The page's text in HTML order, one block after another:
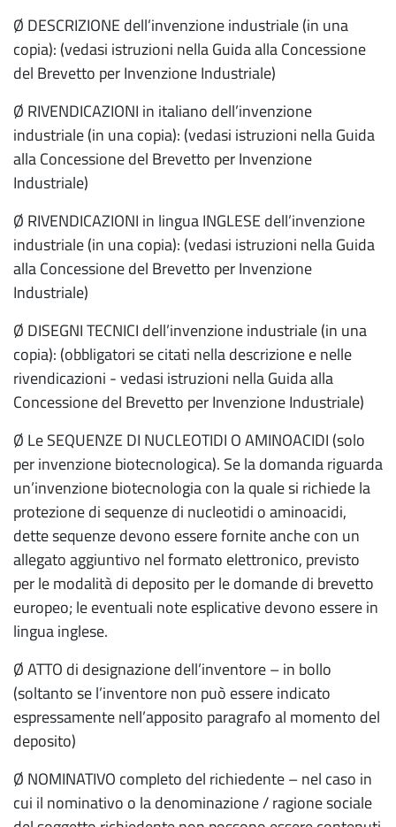
Ø DESCRIZIONE dell’invenzione industriale (in una
copia): (vedasi istruzioni nella Guida alla Concessione
del Brevetto per Invenzione Industriale)
Ø RIVENDICAZIONI in italiano dell’invenzione
industriale (in una copia): (vedasi istruzioni nella Guida
alla Concessione del Brevetto per Invenzione
Industriale)
Ø RIVENDICAZIONI in lingua INGLESE dell’invenzione
industriale (in una copia): (vedasi istruzioni nella Guida
alla Concessione del Brevetto per Invenzione
Industriale)
Ø DISEGNI TECNICI dell’invenzione industriale (in una
copia): (obbligatori se citati nella descrizione e nelle
rivendicazioni - vedasi istruzioni nella Guida alla
Concessione del Brevetto per Invenzione Industriale)
Ø Le SEQUENZE DI NUCLEOTIDI O AMINOACIDI (solo
per invenzione biotecnologica). Se la domanda riguarda
un’invenzione biotecnologia con la quale si richiede la
protezione di sequenze di nucleotidi o aminoacidi,
dette sequenze devono essere fornite anche con un
allegato aggiuntivo nel formato elettronico, previsto
per le modalità di deposito per le domande di brevetto
europeo; le eventuali note esplicative devono essere in
lingua inglese.
Ø ATTO di designazione dell’inventore – in bollo
(soltanto se l’inventore non può essere indicato
espressamente nell’apposito paragrafo al momento del
deposito)
Ø NOMINATIVO completo del richiedente – nel caso in
cui il nominativo o la denominazione / ragione sociale